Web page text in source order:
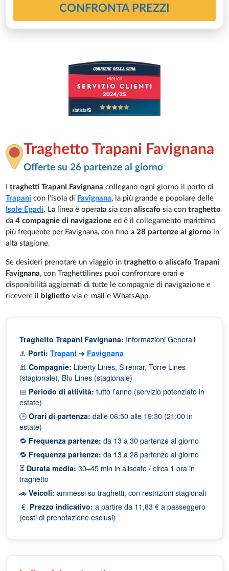
CONFRONTA PREZZI
Traghetto Trapani Favignana
Offerte su 26 partenze al giorno
Itraghetti Trapani Favignana collegano ogni giorno il porto di
Trapani con l’isola di Favignana, la più grande e popolare delle
Isole Egadi. La linea è operata sia conaliscafo sia contraghetto
da4 compagnie di navigazioneed è il collegamento marittimo
più frequente per Favignana, con fino a28 partenze al giorno in
alta stagione.
Se desideri prenotare un viaggio intraghetto o aliscafo Trapani
Favignana, con Traghettilines puoi confrontare orari e
disponibilità aggiornati di tutte le compagnie di navigazione e
ricevere il
biglietto via e-mail e WhatsApp.
Traghetto Trapani Favignana: Informazioni Generali
⚓ Porti: Trapani ➜ Favignana
🚢Compagnie: Liberty Lines, Siremar, Torre Lines
(stagionale), Blu Lines (stagionale)
📅 Periodo di attività: tutto l’anno (servizio potenziato in
estate)
🕒Orari di partenza: dalle 06:50 alle 19:30 (21:00 in
estate)
🔁 Frequenza partenze: da 13 a 30 partenze al giorno
🔁 Frequenza partenze: da 13 a 28 partenze al giorno
⏳ Durata media: 30–45 min in aliscafo / circa 1 ora in
traghetto
🚗Veicoli: ammessi su traghetti, con restrizioni stagionali
€ Prezzo indicativo:a partire da 11,83 € a passeggero
(costi di prenotazione esclusi)